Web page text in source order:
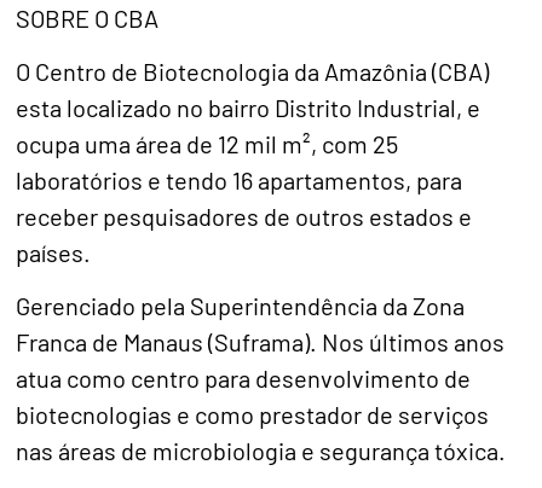
SOBRE O CBA
O Centro de Biotecnologia da Amazônia (CBA)
esta localizado no bairro Distrito Industrial, e
ocupa uma área de 12 mil m², com 25
laboratórios e tendo 16 apartamentos, para
receber pesquisadores de outros estados e
países.
Gerenciado pela Superintendência da Zona
Franca de Manaus (Suframa). Nos últimos anos
atua como centro para desenvolvimento de
biotecnologias e como prestador de serviços
nas áreas de microbiologia e segurança tóxica.